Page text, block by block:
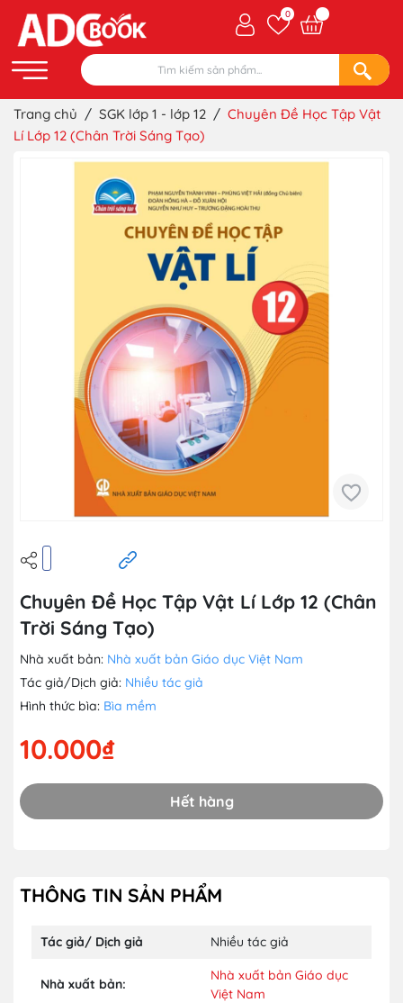
0
Trang chủ / SGK lớp 1 - lớp 12 / Chuyên Đề Học Tập Vật
Lí Lớp 12 (Chân Trời Sáng Tạo)
Chuyên Đề Học Tập Vật Lí Lớp 12 (Chân
Trời Sáng Tạo)
Nhà xuất bản: Nhà xuất bản Giáo dục Việt Nam
Tác giả/Dịch giả: Nhiều tác giả
Hình thức bìa: Bìa mềm
10.000₫
Hết hàng
THÔNG TIN SẢN PHẨM
Tác giả/ Dịch giả Nhiều tác giả
Nhà xuất bản:
Nhà xuất bản Giáo dục
Việt Nam